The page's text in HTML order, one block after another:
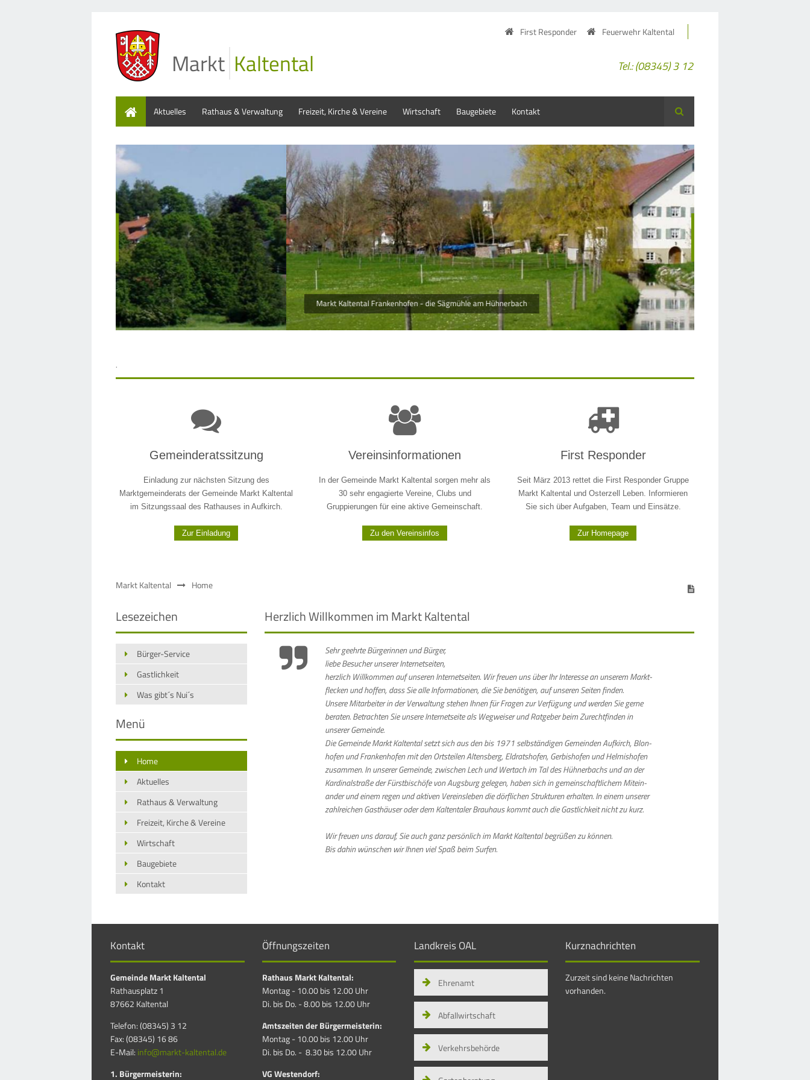
Markt Kaltental
First Responder Feuerwehr Kaltental
Tel.: (08345) 3 12
Aktuelles Rathaus & Verwaltung Freizeit, Kirche & Vereine Wirtschaft Baugebiete Kontakt Suche
Markt Kaltental Frankenhofen - die Sägmühle am Hühnerbach
•••
.
Gemeinderatssitzung
Einladung zur nächsten Sitzung des
Marktgemeinderats der Gemeinde Markt Kaltental
im Sitzungssaal des Rathauses in Aufkirch.
Zur Einladung
Vereinsinformationen
In der Gemeinde Markt Kaltental sorgen mehr als
30 sehr engagierte Vereine, Clubs und
Gruppierungen für eine aktive Gemeinschaft.
Zu den Vereinsinfos
First Responder
Seit März 2013 rettet die First Responder Gruppe
Markt Kaltental und Osterzell Leben. Informieren
Sie sich über Aufgaben, Team und Einsätze.
Zur Homepage
Markt Kaltental Home
Herzlich Willkommen im Markt Kaltental
Sehr geehrte Bürgerinnen und Bürger,
liebe Besucher unserer Internetseiten,
herz­lich Willkommen auf unseren Internet­seiten. Wir freuen uns über Ihr Inter­esse an unserem Markt­
flecken und hoffen, dass Sie alle Infor­ma­tionen, die Sie benötigen, auf unseren Seiten finden.
Unsere Mitarbeiter in der Verwal­tung stehen Ihnen für Fragen zur Verfü­gung und werden Sie gerne
beraten. Betrachten Sie unsere Inter­net­seite als Weg­weiser und Rat­geber beim Zurecht­finden in
unserer Gemeinde.
Die Gemeinde Markt Kaltental setzt sich aus den bis 1971 selbstän­digen Gemeinden Aufkirch, Blon­
hofen und Franken­hofen mit den Orts­teilen Altens­berg, Eldrats­hofen, Gerbis­hofen und Helmis­hofen
zusammen. In unserer Gemeinde, zwischen Lech und Wertach im Tal des Hühner­bachs und an der
Kardinal­straße der Fürst­bischöfe von Augs­burg gelegen, haben sich in gemein­schaft­lichem Mitein­
ander und einem regen und aktiven Vereins­leben die dörf­lichen Struk­turen erhalten. In einem unserer
zahl­reichen Gast­häuser oder dem Kalten­taler Brau­haus kommt auch die Gast­lich­keit nicht zu kurz.
Wir freuen uns darauf, Sie auch ganz persönlich im Markt Kaltental begrüßen zu können.
Bis dahin wünschen wir Ihnen viel Spaß beim Surfen.
Lesezeichen
Bürger-Service
Gastlichkeit
Was gibt´s Nui´s
Menü
Home
Aktuelles
Rathaus & Verwaltung
Freizeit, Kirche & Vereine
Wirtschaft
Baugebiete
Kontakt
Kontakt
Gemeinde Markt Kaltental
Rathausplatz 1
87662 Kaltental
Telefon: (08345) 3 12
Fax: (08345) 16 86
E-Mail: info@markt-kaltental.de
1. Bürgermeisterin:
Öffnungszeiten
Rathaus Markt Kaltental:
Montag - 10.00 bis 12.00 Uhr
Di. bis Do. - 8.00 bis 12.00 Uhr
Amtszeiten der Bürgermeisterin:
Montag - 10.00 bis 12.00 Uhr
Di. bis Do. - 8.30 bis 12.00 Uhr
VG Westendorf:
Landkreis OAL
Ehrenamt
Abfallwirtschaft
Verkehrsbehörde
Kurznachrichten
Zurzeit sind keine Nachrichten
vorhanden.